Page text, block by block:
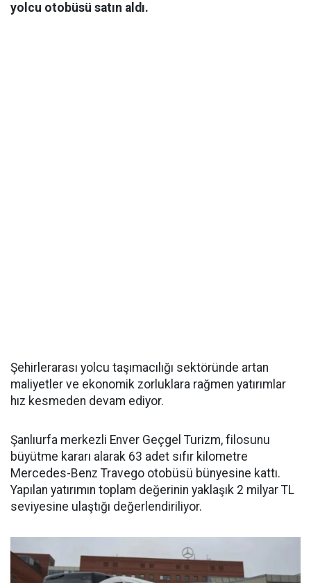
yolcu otobüsü satın aldı.
Şehirlerarası yolcu taşımacılığı sektöründe artan
maliyetler ve ekonomik zorluklara rağmen yatırımlar
hız kesmeden devam ediyor.
Şanlıurfa merkezli Enver Geçgel Turizm, filosunu
büyütme kararı alarak 63 adet sıfır kilometre
Mercedes-Benz Travego otobüsü bünyesine kattı.
Yapılan yatırımın toplam değerinin yaklaşık 2 milyar TL
seviyesine ulaştığı değerlendiriliyor.